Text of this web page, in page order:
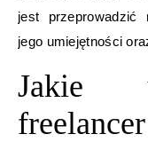
jest przeprowadzić
jego umiejętności
Jakie